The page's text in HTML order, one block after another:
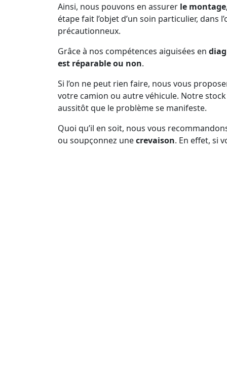
Ainsi, nous pouvons en assurer le
étape fait l’objet d’un soin particulier, dans
précautionneux.
Grâce à nos compétences aiguisées en
est réparable ou non.
Si l’on ne peut rien faire, nous vous
votre camion ou autre véhicule. Notre
aussitôt que le problème se manifeste.
Quoi qu’il en soit, nous vous
ou soupçonnez unecrevaison. En effet, si